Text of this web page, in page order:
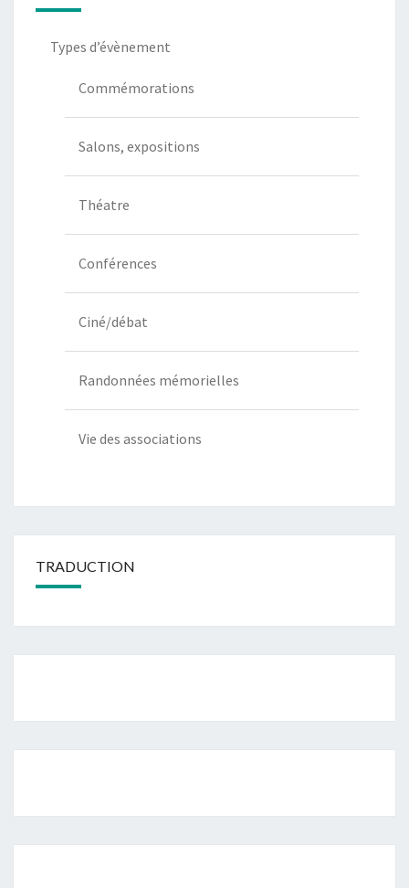
Types d’évènement
Commémorations
Salons, expositions
Théatre
Conférences
Ciné/débat
Randonnées mémorielles
Vie des associations
TRADUCTION